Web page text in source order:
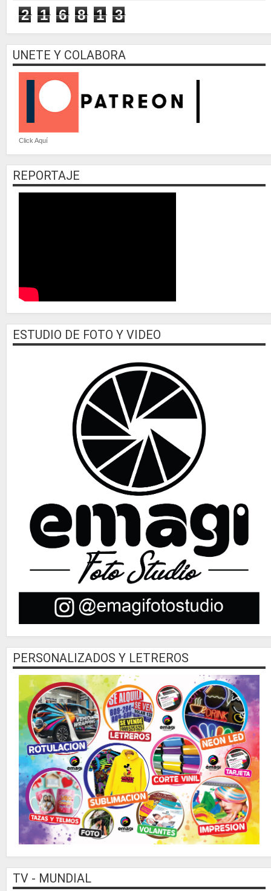
2 1 6 8 1 3
UNETE Y COLABORA
Click Aquí
REPORTAJE
ESTUDIO DE FOTO Y VIDEO
PERSONALIZADOS Y LETREROS
TV - MUNDIAL